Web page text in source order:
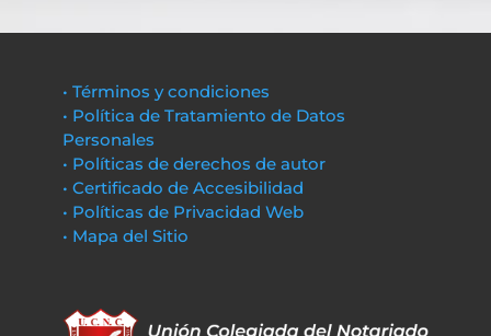
• Términos y condiciones
• Política de Tratamiento de Datos
Personales
• Políticas de derechos de autor
• Certificado de Accesibilidad
• Políticas de Privacidad Web
• Mapa del Sitio